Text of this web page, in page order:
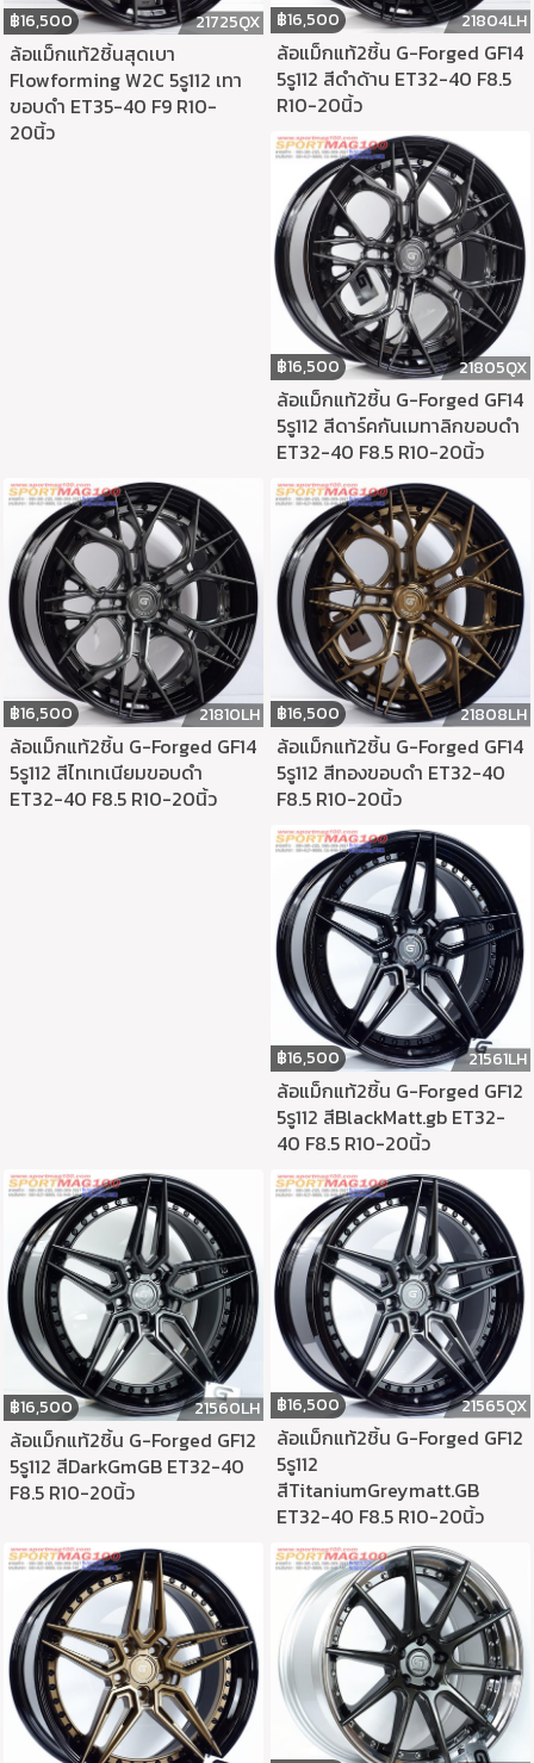
฿16,500 21725QX
ล้อแม็กแท้2ชิ้นสุดเบา
Flowforming W2C 5รู112 เทา
ขอบดำ ET35-40 F9 R10-
20นิ้ว
฿16,500 21804LH
ล้อแม็กแท้2ชิ้น G-Forged GF14
5รู112 สีดำด้าน ET32-40 F8.5
R10-20นิ้ว
฿16,500 21805QX
ล้อแม็กแท้2ชิ้น G-Forged GF14
5รู112 สีดาร์คกันเมทาลิกขอบดำ
ET32-40 F8.5 R10-20นิ้ว
฿16,500 21810LH
ล้อแม็กแท้2ชิ้น G-Forged GF14
5รู112 สีไทเทเนียมขอบดำ
ET32-40 F8.5 R10-20นิ้ว
฿16,500 21808LH
ล้อแม็กแท้2ชิ้น G-Forged GF14
5รู112 สีทองขอบดำ ET32-40
F8.5 R10-20นิ้ว
฿16,500 21561LH
ล้อแม็กแท้2ชิ้น G-Forged GF12
5รู112 สีBlackMatt.gb ET32-
40 F8.5 R10-20นิ้ว
฿16,500 21560LH
ล้อแม็กแท้2ชิ้น G-Forged GF12
5รู112 สีDarkGmGB ET32-40
F8.5 R10-20นิ้ว
฿16,500 21565QX
ล้อแม็กแท้2ชิ้น G-Forged GF12
5รู112
สีTitaniumGreymatt.GB
ET32-40 F8.5 R10-20นิ้ว